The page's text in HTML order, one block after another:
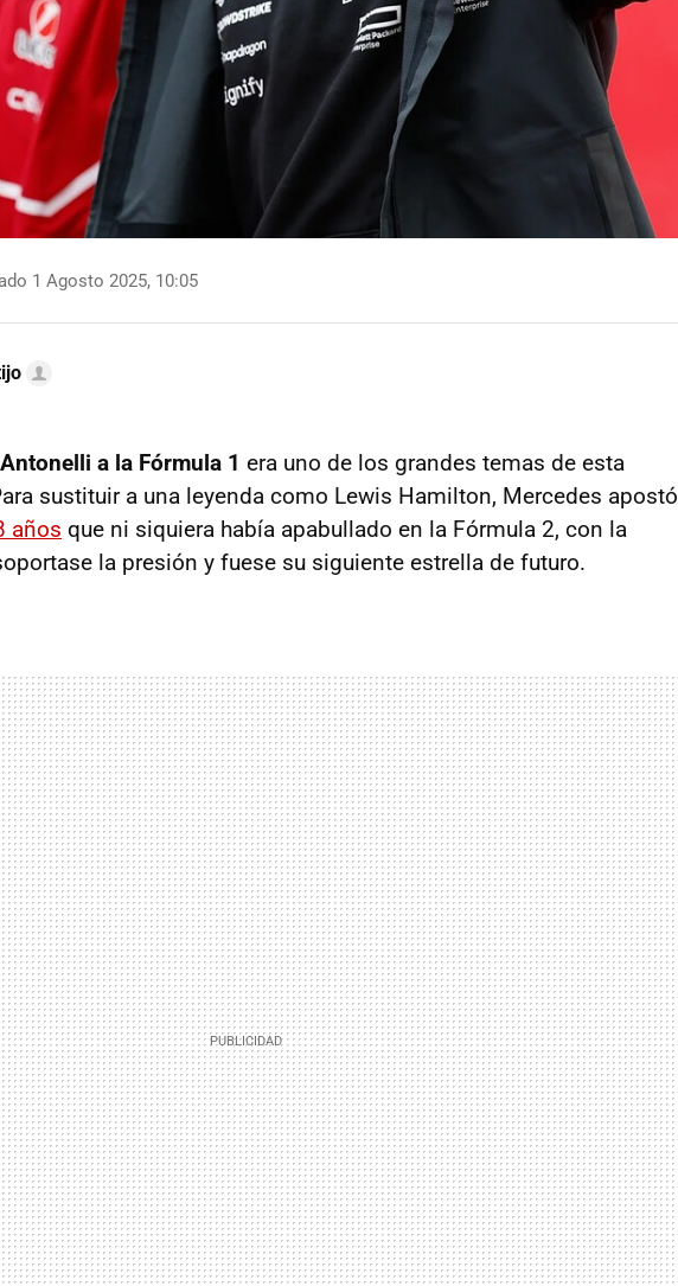
1 Agosto 2025, 10:05
a la Fórmula 1 era uno de los grandes temas de esta
sustituir a una leyenda como Lewis Hamilton, Mercedes apostó
años que ni siquiera había apabullado en la Fórmula 2, con la
la presión y fuese su siguiente estrella de futuro.